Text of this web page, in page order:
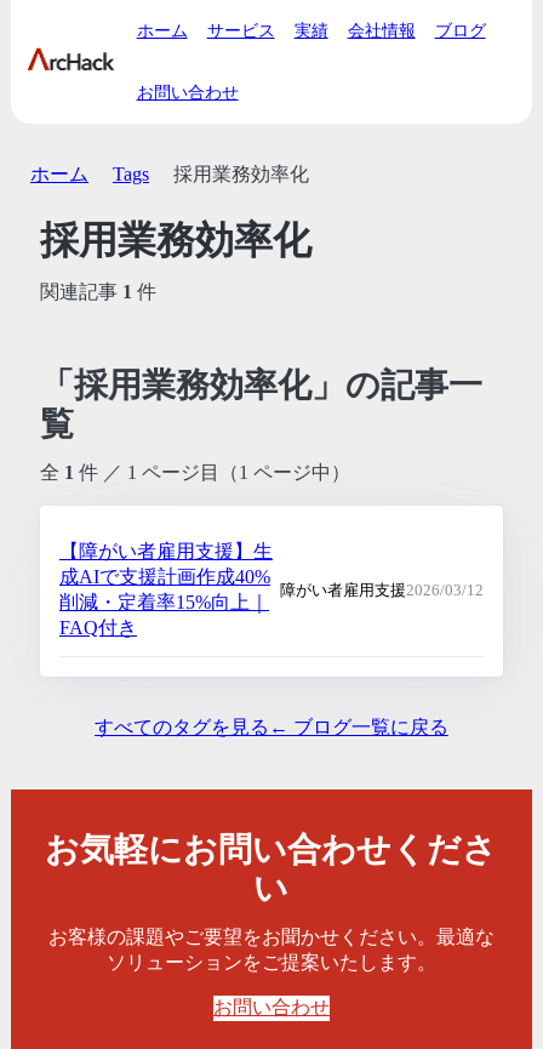
ホーム サービス 実績 会社情報 ブログ
お問い合わせ
ホーム Tags 採用業務効率化
採用業務効率化
関連記事 1 件
「採用業務効率化」の記事一
覧
全 1 件 ／ 1 ページ目（1 ページ中）
【障がい者雇用支援】生
成AIで支援計画作成40%
削減・定着率15%向上｜
FAQ付き
障がい者雇用支援2026/03/12
すべてのタグを見る ← ブログ一覧に戻る
お気軽にお問い合わせくださ
い
お客様の課題やご要望をお聞かせください。最適な
ソリューションをご提案いたします。
お問い合わせ